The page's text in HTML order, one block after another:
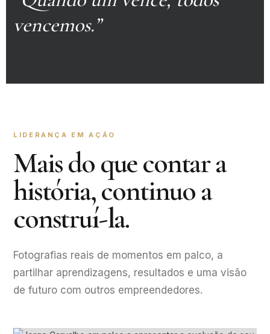
vencemos.”
LIDERANÇA EM AÇÃO
Mais do que contar a
história, continuo a
construí-la.
Fotografias reais de momentos em palco, a
partilhar aprendizagens, resultados e uma visão
de futuro com outros empreendedores.